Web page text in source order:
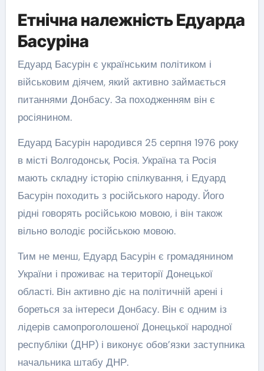
Етнічна належність Едуарда
Басуріна
Едуард Басурін є українським політиком і
військовим діячем, який активно займається
питаннями Донбасу. За походженням він є
росіянином.
Едуард Басурін народився 25 серпня 1976 року
в місті Волгодонськ, Росія. Україна та Росія
мають складну історію спілкування, і Едуард
Басурін походить з російського народу. Його
рідні говорять російською мовою, і він також
вільно володіє російською мовою.
Тим не менш, Едуард Басурін є громадянином
України і проживає на території Донецької
області. Він активно діє на політичній арені і
бореться за інтереси Донбасу. Він є одним із
лідерів самопроголошеної Донецької народної
республіки (ДНР) і виконує обов’язки заступника
начальника штабу ДНР.